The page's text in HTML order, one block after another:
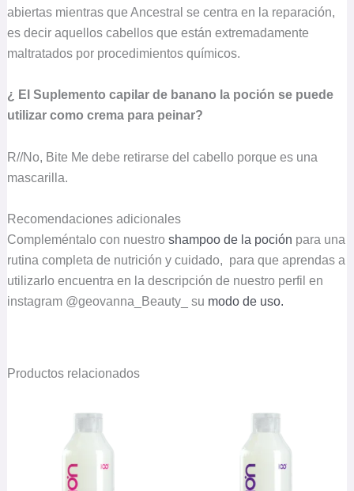
abiertas mientras que Ancestral se centra en la reparación,
es decir aquellos cabellos que están extremadamente
maltratados por procedimientos químicos.
¿ El Suplemento capilar de banano la poción se puede
utilizar como crema para peinar?
R//No, Bite Me debe retirarse del cabello porque es una
mascarilla.
Recomendaciones adicionales
Compleméntalo con nuestro shampoo de la poción para una
rutina completa de nutrición y cuidado, para que aprendas a
utilizarlo encuentra en la descripción de nuestro perfil en
instagram @geovanna_Beauty_ su modo de uso.
Productos relacionados